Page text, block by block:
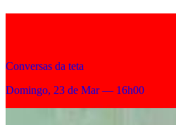
Conversas da teta
Domingo, 23 de Mar — 16h00